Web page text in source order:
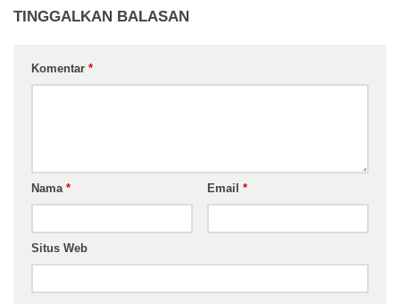
TINGGALKAN BALASAN
Komentar *
Nama * Email *
Situs Web